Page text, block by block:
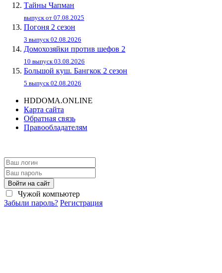
Тайны Чапман
выпуск от 07.08.2025
Погоня 2 сезон
3 выпуск 02.08.2026
Домохозяйки против шефов 2
10 выпуск 03.08.2026
Большой куш. Бангкок 2 сезон
5 выпуск 02.08.2026
HDDOMA.ONLINE
Карта сайта
Обратная связь
Правообладателям
Войти на сайт
Чужой компьютер
Забыли пароль? Регистрация